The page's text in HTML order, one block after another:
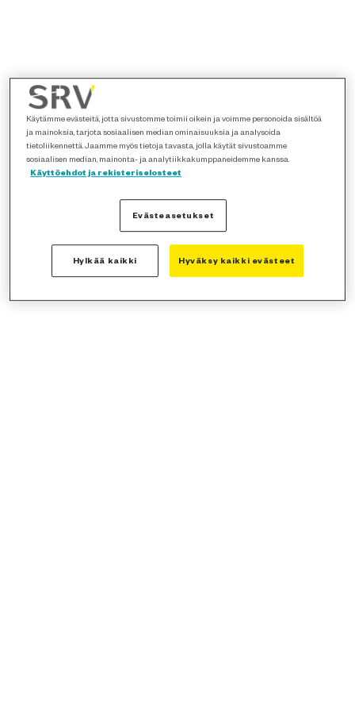
Käytämme evästeitä, jotta sivustomme toimii oikein ja voimme personoida sisältöä
ja mainoksia, tarjota sosiaalisen median ominaisuuksia ja analysoida
tietoliikennettä. Jaamme myös tietoja tavasta, jolla käytät sivustoamme
sosiaalisen median, mainonta- ja analytiikkakumppaneidemme kanssa.
Käyttöehdot ja rekisteriselosteet
Evästeasetukset
Hylkää kaikki Hyväksy kaikki evästeet